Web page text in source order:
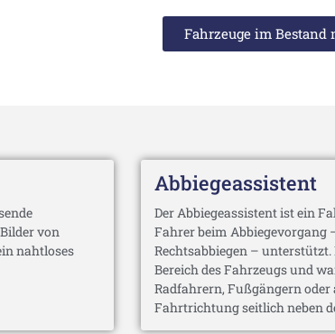
Fahrzeuge im Bestand
von
nahtloses
Abbiegeassistent
Der Abbiegeassistent ist ein
Fahrer beim Abbiegevorgang
Rechtsabbiegen –
Bereich des Fahrzeugs und
Radfahrern, Fußgängern oder
Fahrtrichtung seitlich neben